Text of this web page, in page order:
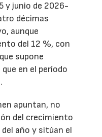
y junio de 2026-
décimas
aunque
del 12 %, con
supone
en el período
apuntan, no
del crecimiento
año y sitúan el